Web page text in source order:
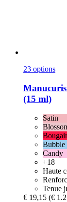
23 options
(15 ml)
Satin
Bubble
Candy
+18
Haute
Tenue
€ 19,15 (€